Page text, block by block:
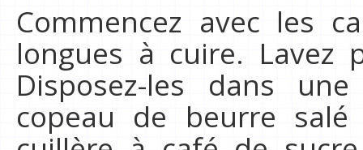
Commencez avec les
longues à cuire. Lavez
Disposez-les dans
copeau de beurre